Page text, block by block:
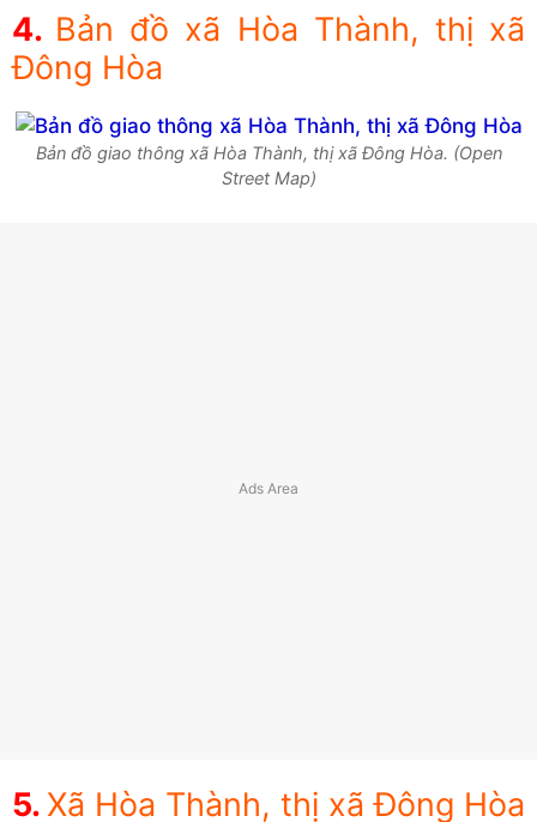
Bản đồ xã Hòa Thành, thị xã
Đông Hòa
Bản đồ giao thông xã Hòa Thành, thị xã Đông Hòa. (Open
Street Map)
Xã Hòa Thành, thị xã Đông Hòa